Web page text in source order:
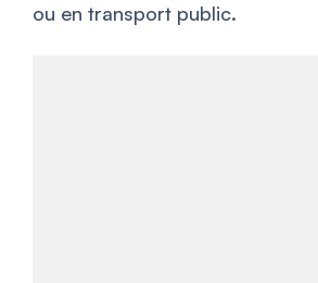
ou en transport public.